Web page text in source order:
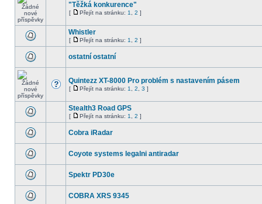
"Těžká konkurence"
[ Přejít na stránku: 1 2 ]
Whistler
[ Přejít na stránku: 1 2 ]
ostatní ostatní
Quintezz XT-8000 Pro problém s nastavením pásem
[ Přejít na stránku: 1 2 3 ]
Stealth3 Road GPS
[ Přejít na stránku: 1 2 ]
Cobra iRadar
Coyote systems legalni antiradar
Spektr PD30e
COBRA XRS 9345